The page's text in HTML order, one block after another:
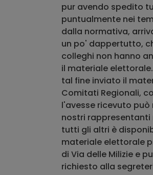
pur avendo spedito
puntualmente nei
dalla normativa,
un po' dappertutto,
colleghi non hanno
il materiale
tal fine inviato il
Comitati Regionali,
l'avesse ricevuto può
nostri rappresentanti
tutti gli altri è
materiale elettorale
di Via delle Milizie e
richiesto alla